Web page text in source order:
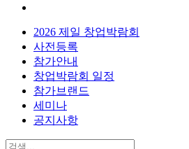
2026 제일 창업박람회
사전등록
참가안내
창업박람회 일정
참가브랜드
세미나
공지사항
검